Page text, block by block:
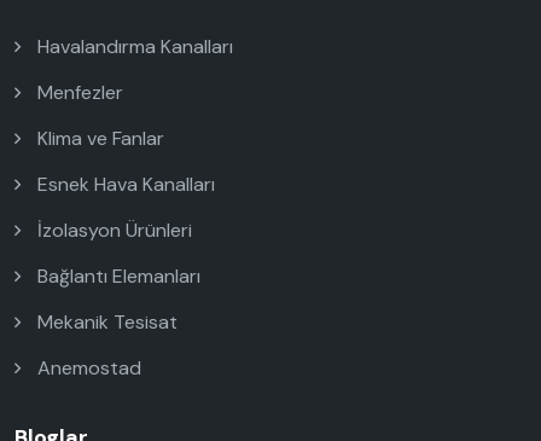
Havalandırma Kanalları
Menfezler
Klima ve Fanlar
Esnek Hava Kanalları
İzolasyon Ürünleri
Bağlantı Elemanları
Mekanik Tesisat
Anemostad